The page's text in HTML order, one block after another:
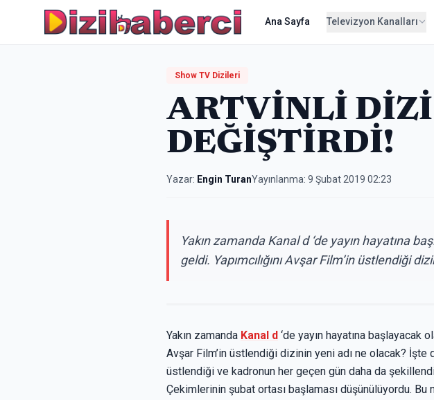
Ana Sayfa Televizyon Kanalları
Show TV Dizileri
ARTVİNLİ
DEĞİŞTİRDİ!
Yazar: Engin TuranYayınlanma: 9 Şubat 2019 02:23
Yakın zamanda Kanal d ‘de yayın hayatına
geldi. Yapımcılığını Avşar Film’in üstlendiği
Yakın zamanda Kanal d ‘de yayın hayatına başlayacak
Avşar Film’in üstlendiği dizinin yeni adı ne olacak? İşte
üstlendiği ve kadronun her geçen gün daha da
Çekimlerinin şubat ortası başlaması düşünülüyordu.